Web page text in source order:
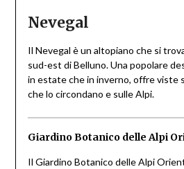
Nevegal
Il Nevegal è un altopiano che si
sud-est di Belluno. Una popolare
in estate che in inverno, offre viste
che lo circondano e sulle Alpi.
Giardino Botanico delle Alpi
Il Giardino Botanico delle Alpi